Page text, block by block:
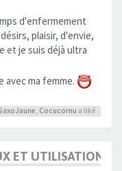
d'enfermement
plaisir, d'envie,
et je suis déjà ultra
avec ma femme.
Cocucornu a liké
ET UTILISATION,